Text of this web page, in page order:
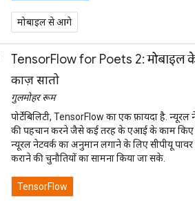
मोबाइल से आगे
TensorFlow for Poets 2: मोबाइल
काज़ सातो
गुलमोहर रूम
पोर्टेबिलिटी, TensorFlow का एक फ़ायदा है.
की पहचान करने जैसे कई तरह के एआई के काम किए
न्यूरल नेटवर्क का अनुमान लगाने के लिए सीपीयू
कराने की चुनौतियों का सामना किया जा सके.
TensorFlow